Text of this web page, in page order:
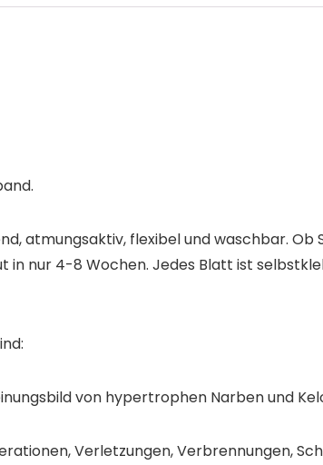
atmungsaktiv, flexibel und waschbar.
in nur 4-8 Wochen. Jedes Blatt ist
von hypertrophen Narben und
Verletzungen, Verbrennungen,